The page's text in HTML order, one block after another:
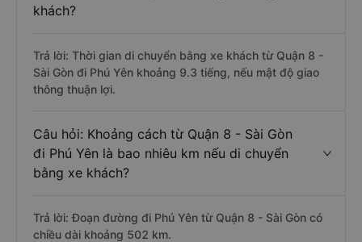
khách?
Trả lời: Thời gian di chuyển bằng xe khách từ Quận 8 -
Sài Gòn đi Phú Yên khoảng 9.3 tiếng, nếu mật độ giao
thông thuận lợi.
Câu hỏi: Khoảng cách từ Quận 8 - Sài Gòn
đi Phú Yên là bao nhiêu km nếu di chuyển
bằng xe khách?
Trả lời: Đoạn đường đi Phú Yên từ Quận 8 - Sài Gòn có
chiều dài khoảng 502 km.